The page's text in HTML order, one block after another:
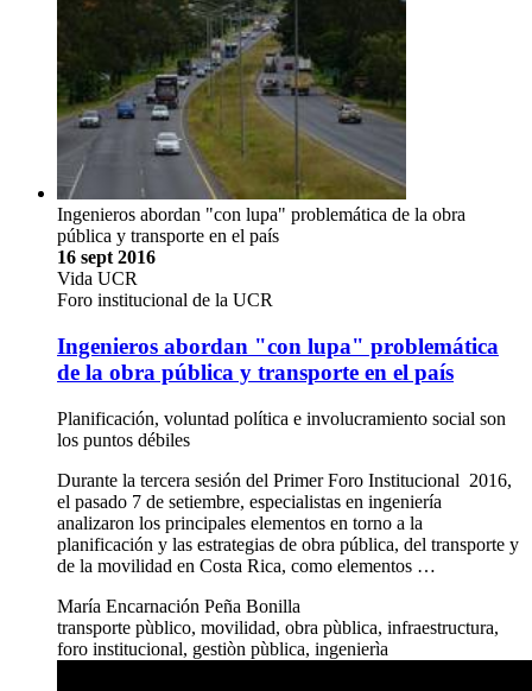
Ingenieros abordan "con lupa" problemática de la obra
pública y transporte en el país
16 sept 2016
Vida UCR
Foro institucional de la UCR
Ingenieros abordan "con lupa" problemática
de la obra pública y transporte en el país
Planificación, voluntad política e involucramiento social son
los puntos débiles
Durante la tercera sesión del Primer Foro Institucional 2016,
el pasado 7 de setiembre, especialistas en ingeniería
analizaron los principales elementos en torno a la
planificación y las estrategias de obra pública, del transporte y
de la movilidad en Costa Rica, como elementos …
María Encarnación Peña Bonilla
transporte pùblico, movilidad, obra pùblica, infraestructura,
foro institucional, gestiòn pùblica, ingenierìa